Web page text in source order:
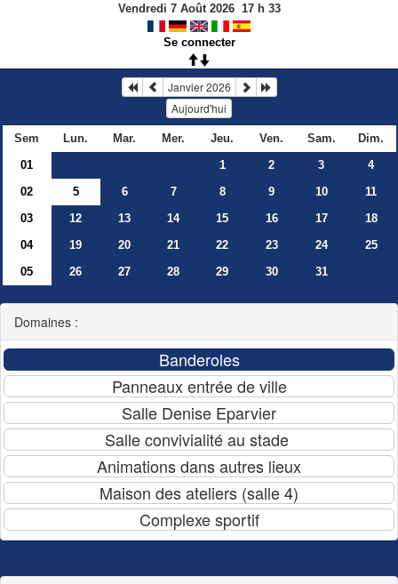
Vendredi 7 Août 2026 17h 33
Se connecter
Janvier 2026
Aujourd'hui
Sem Lun. Mar. Mer. Jeu. Ven. Sam.
Dim.
01
1 2 3
4
02
5 6 7 8 9 10
11
03
12 13 14 15 16 17
18
04
19 20 21 22 23 24
25
05
26 27 28 29 30 31
Domaines :